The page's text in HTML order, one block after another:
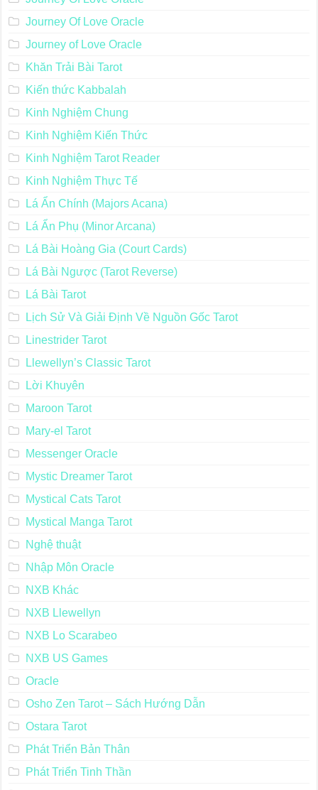
Journey Of Love Oracle
Journey of Love Oracle
Khăn Trải Bài Tarot
Kiến thức Kabbalah
Kinh Nghiệm Chung
Kinh Nghiệm Kiến Thức
Kinh Nghiệm Tarot Reader
Kinh Nghiệm Thực Tế
Lá Ẩn Chính (Majors Acana)
Lá Ẩn Phụ (Minor Arcana)
Lá Bài Hoàng Gia (Court Cards)
Lá Bài Ngược (Tarot Reverse)
Lá Bài Tarot
Lịch Sử Và Giải Định Về Nguồn Gốc Tarot
Linestrider Tarot
Llewellyn’s Classic Tarot
Lời Khuyên
Maroon Tarot
Mary-el Tarot
Messenger Oracle
Mystic Dreamer Tarot
Mystical Cats Tarot
Mystical Manga Tarot
Nghệ thuật
Nhập Môn Oracle
NXB Khác
NXB Llewellyn
NXB Lo Scarabeo
NXB US Games
Oracle
Osho Zen Tarot – Sách Hướng Dẫn
Ostara Tarot
Phát Triển Bản Thân
Phát Triển Tinh Thần